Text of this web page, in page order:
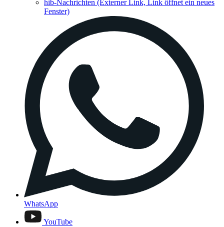
hib-Nachrichten (Externer Link, Link öffnet ein neues
Fenster)
WhatsApp
YouTube